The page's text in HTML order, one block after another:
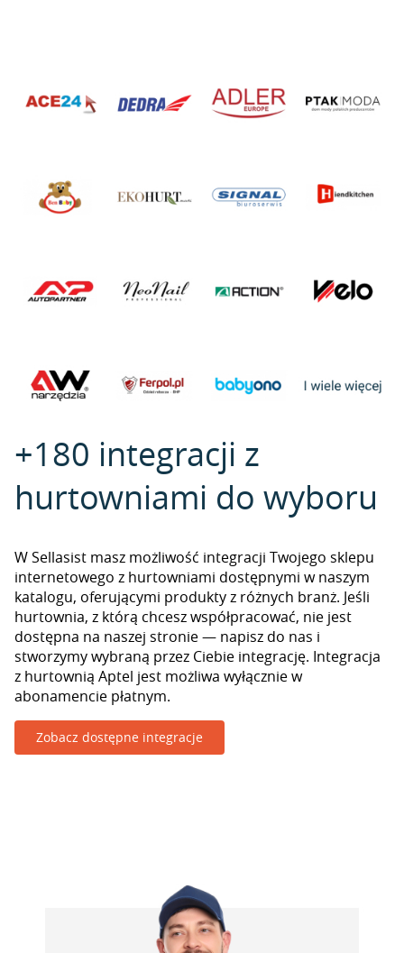
+180 integracji z
hurtowniami do wyboru
W Sellasist masz możliwość integracji Twojego sklepu
internetowego z hurtowniami dostępnymi w naszym
katalogu, oferującymi produkty z różnych branż. Jeśli
hurtownia, z którą chcesz współpracować, nie jest
dostępna na naszej stronie — napisz do nas i
stworzymy wybraną przez Ciebie integrację. Integracja
z hurtownią Aptel jest możliwa wyłącznie w
abonamencie płatnym.
Zobacz dostępne integracje